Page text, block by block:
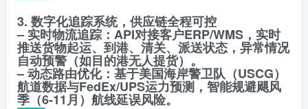
3. 数字化追踪系统，供应链全程可控
– 实时物流追踪：API对接客户ERP/WMS，实时
推送货物起运、到港、清关、派送状态，异常情况
自动预警（如目的港无人提货）。
– 动态路由优化：基于美国海岸警卫队（USCG）
航道数据与FedEx/UPS运力预测，智能规避飓风
季（6-11月）航线延误风险。